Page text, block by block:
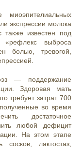
экспрессии молока
также известен под
выброса
болью, тревогой,
— поддержание
Здоровая мать
требует затрат 700
во время
достаточное
любой дефицит
На этом этапе
сосков, лактостаз,